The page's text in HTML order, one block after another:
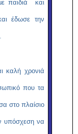
παιδιά και
έδωσε την
καλή χρονιά
που τα
στο πλαίσιο
υπόσχεση να